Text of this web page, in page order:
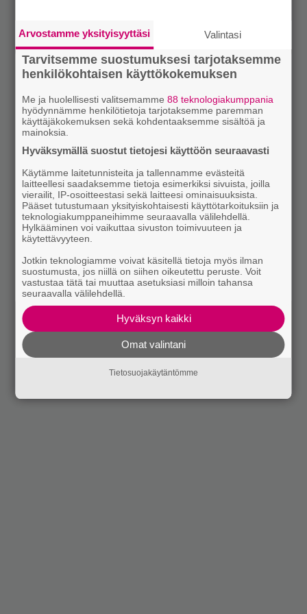
Arvostamme yksityisyyttäsi Valintasi
Tarvitsemme suostumuksesi tarjotaksemme
henkilökohtaisen käyttökokemuksen
Me ja huolellisesti valitsemamme88 teknologiakumppania
hyödynnämme henkilötietoja tarjotaksemme paremman
käyttäjäkokemuksen sekä kohdentaaksemme sisältöä ja
mainoksia.
Hyväksymällä suostut tietojesi käyttöön seuraavasti
Käytämme laitetunnisteita ja tallennamme evästeitä
laitteellesi saadaksemme tietoja esimerkiksi sivuista, joilla
vierailit, IP-osoitteestasi sekä laitteesi ominaisuuksista.
Pääset tutustumaan yksityiskohtaisesti käyttötarkoituksiin ja
teknologiakumppaneihimme seuraavalla välilehdellä.
Hylkääminen voi vaikuttaa sivuston toimivuuteen ja
käytettävyyteen.
Jotkin teknologiamme voivat käsitellä tietoja myös ilman
suostumusta, jos niillä on siihen oikeutettu peruste. Voit
vastustaa tätä tai muuttaa asetuksiasi milloin tahansa
seuraavalla välilehdellä.
Hyväksyn kaikki
Omat valintani
Tietosuojakäytäntömme